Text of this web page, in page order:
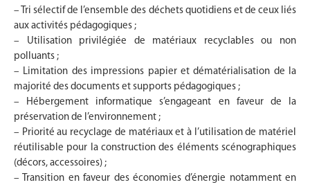
– Tri sélectif de l’ensemble des déchets quotidiens et de ceux liés
aux activités pédagogiques ;
– Utilisation privilégiée de matériaux recyclables ou non
polluants ;
– Limitation des impressions papier et dématérialisation de la
majorité des documents et supports pédagogiques ;
– Hébergement informatique s’engageant en faveur de la
préservation de l’environnement ;
– Priorité au recyclage de matériaux et à l’utilisation de matériel
réutilisable pour la construction des éléments scénographiques
(décors, accessoires) ;
– Transition en faveur des économies d’énergie notamment en